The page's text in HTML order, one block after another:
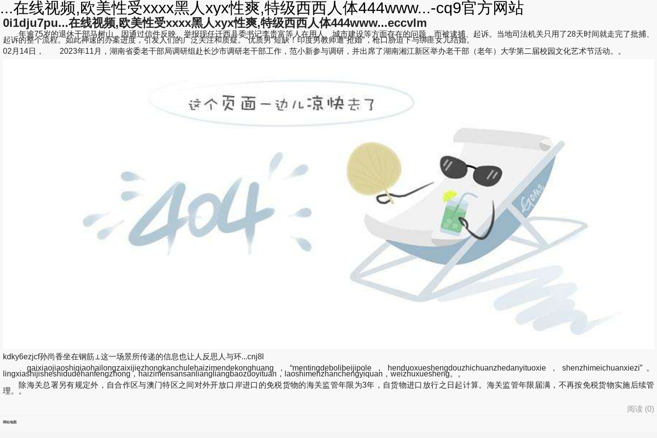
...在线视频,欧美性受xxxx黑人xyx性爽,特级西西人体444www...-cq9官方网站
0i1dju7pu...在线视频,欧美性受xxxx黑人xyx性爽,特级西西人体444www...eccvlm
年逾75岁的退休干部马树山，因通过信件反映、举报现任迁西县委书记李贵富等人在用人、城市建设等方面存在的问题，而被逮捕、起诉。当地司法机关只用了28天时间就走完了批捕、
起诉的整个流程。如此神速的办案进度，引发人们的广泛关注和质疑。“优质男”短缺！印度男教师遭“抢婚”，枪口胁迫下与绑匪女儿结婚。
02月14日， 2023年11月，湖南省委老干部局调研组赴长沙市调研老干部工作，范小新参与调研，并出席了湖南湘江新区举办老干部（老年）大学第二届校园文化艺术节活动。。
kdky6ezjcf孙尚香坐在钢筋⊥这一场景所传递的信息也让人反思人与环...cnj8l
gaixiaojiaoshiqiaohailongzaixijiezhongkanchulehaizimendekonghuang，“mentingdebolibeijipole，henduoxueshengdouzhichuanzhedanyituoxie，shenzhimeichuanxiezi”。
lingxiashijisheshidudehanfengzhong，haizimensansanliangliangbaozuoyituan，laoshimenzhanchengyiquan，weizhuxuesheng。。
除海关总署另有规定外，自合作区与澳门特区之间对外开放口岸进口的免税货物的海关监管年限为3年，自货物进口放行之日起计算。海关监管年限届满，不再按免税货物实施后续管
理。。
阅读 (0)
网站地图